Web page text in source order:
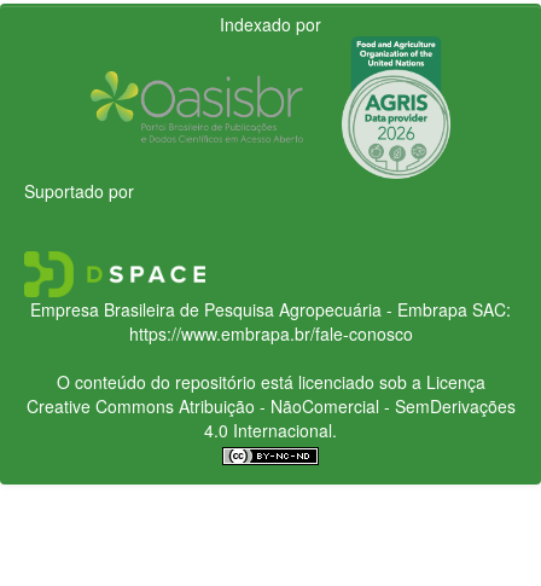
Indexado por
Suportado por
Empresa Brasileira de Pesquisa Agropecuária - Embrapa SAC:
https://www.embrapa.br/fale-conosco
O conteúdo do repositório está licenciado sob a Licença
Creative CommonsAtribuição - NãoComercial - SemDerivações
4.0 Internacional.